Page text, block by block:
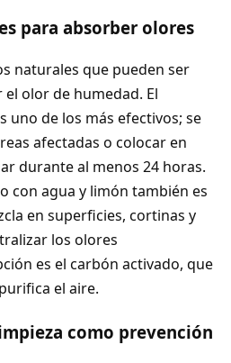
para absorber olores
naturales que pueden ser
olor de humedad. El
uno de los más efectivos; se
afectadas o colocar en
durante al menos 24 horas.
con agua y limón también es
en superficies, cortinas y
los olores
es el carbón activado, que
el aire.
como prevención